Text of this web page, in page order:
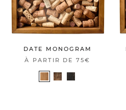
DATE MONOGRAM
À PARTIR DE 75€